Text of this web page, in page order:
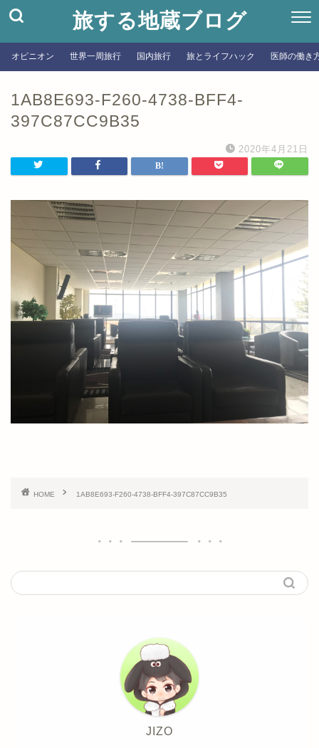
旅する地蔵ブログ
オピニオン 世界一周旅行 国内旅行 旅とライフハック 医師の働き
1AB8E693-F260-4738-BFF4-
397C87CC9B35
2020年4月21日
HOME 1AB8E693-F260-4738-BFF4-397C87CC9B35
JIZO